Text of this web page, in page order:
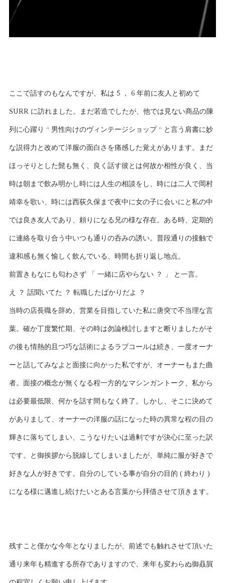
ここで話すのもなんですが、私は 5 ， 6 年前に友人と初めて
SURR に訪れました。まだ若造でしたが、他では見ない商品の陳
列に心躍り “ 男性向けのヴィンテージショップ “ と言う肩書に妙
な説得力と改めて洋服の面白さを痛感した覚えがあります。まだ
ほっそりとした髭も無く、良く話す彼とは何故か相性が良く、当
時は朝まで飲み明かし時には人生の相談をし、時には二人で岡村
靖幸を歌い、時には西荻久保まで夜中に女の子に会いにと私の中
では良き友人であり、頼りになる兄の様な存在。ある時、定期的
に連絡を取り合う中いつも通りの呑みの誘い。普段通りの接触で
違和感も無く愉しく飲んでいる、時間も折り返し地点。
前置きもなにも匂わさず 「 一緒に店やらない ？ 」 と一言。
え ？ 話聞いてた ？ 転職したばかりだよ ？
当時の店長職を辞め、営業を目指していた私に唐突で不当理な言
葉。確か丁度繁忙期、その時は勿論検討しますと断りましたがそ
の後も情熱的且つ巧な話術によるラブコールは続き、一度オーナ
ーと話してみなよと面接に向かった私ですが、オーナーもまた曲
者。面接の概念が無くなる程一方的なマシンガントーク、私から
は必要最低限、何かを話す間もなく終了。しかし、そこに決めて
がありまして、オーナーの洋服の話になった時の異常な程の目の
輝きに落ちてしまい、こうなりたいは過剰ですが決心に至った訳
です。と御挨拶から脱線してしまいましたが、単純に服が好きで
好きな人が好きです。自分のしている事が自分の目的 ( 終わり )
になる様に邁進し続けたいとある言葉から拝借させて頂きます。
残すこと僅かな今年となりましたが、前述でも触れさせて頂いた
通り来年も精進する所存でありますので、来年も変わらぬ御贔屓